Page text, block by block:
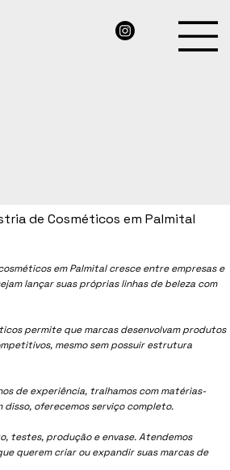
emPalmitalcresce entre empresas e
lançar suas próprias linhas de beleza com
permite que marcas desenvolvam produtos
mesmo sem possuir estrutura
de experiência, tralhamos com matérias-
disso, oferecemos serviço completo.
testes, produção e envase. Atendemos
querem criar ou expandir suas marcas de
de Cosméticos em Palmital